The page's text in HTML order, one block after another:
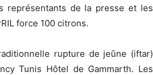
représentants de la presse et les
force 100 citrons.
rupture de jeûne (iftar)
Tunis Hôtel de Gammarth. Les